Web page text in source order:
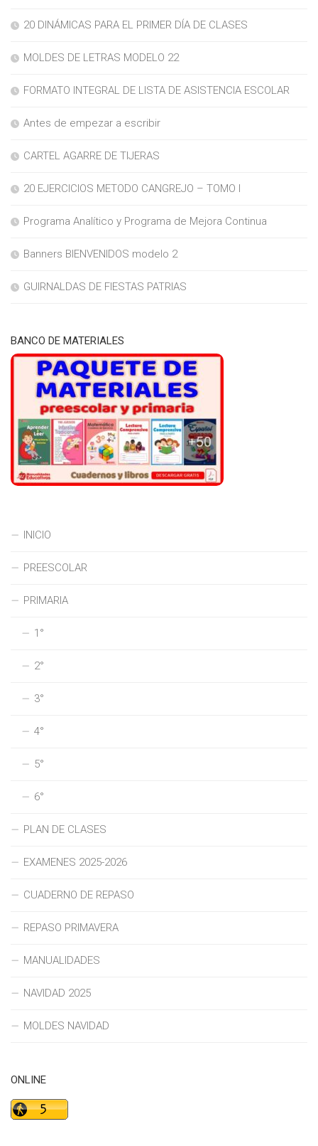
20 DINÁMICAS PARA EL PRIMER DÍA DE CLASES
MOLDES DE LETRAS MODELO 22
FORMATO INTEGRAL DE LISTA DE ASISTENCIA ESCOLAR
Antes de empezar a escribir
CARTEL AGARRE DE TIJERAS
20 EJERCICIOS METODO CANGREJO – TOMO I
Programa Analítico y Programa de Mejora Continua
Banners BIENVENIDOS modelo 2
GUIRNALDAS DE FIESTAS PATRIAS
BANCO DE MATERIALES
INICIO
PREESCOLAR
PRIMARIA
1°
2°
3°
4°
5°
6°
PLAN DE CLASES
EXAMENES 2025-2026
CUADERNO DE REPASO
REPASO PRIMAVERA
MANUALIDADES
NAVIDAD 2025
MOLDES NAVIDAD
ONLINE